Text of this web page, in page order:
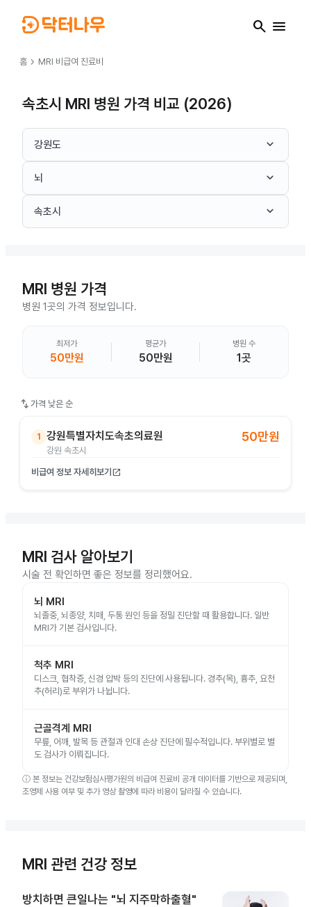
search menu
홈 chevron_right MRI 비급여 진료비
속초시 MRI 병원 가격 비교 (2026)
강원도 keyboard_arrow_down
뇌 keyboard_arrow_down
속초시 keyboard_arrow_down
MRI 병원 가격
병원 1곳의 가격 정보입니다.
최저가
50만원
평균가
50만원
병원 수
1곳
swap_vert 가격 낮은 순
1 강원특별자치도속초의료원
강원 속초시
50만원
비급여 정보 자세히보기 open_in_new
MRI 검사 알아보기
시술 전 확인하면 좋은 정보를 정리했어요.
뇌 MRI
뇌졸중, 뇌종양, 치매, 두통 원인 등을 정밀 진단할 때 활용합니다. 일반
MRI가 기본 검사입니다.
척추 MRI
디스크, 협착증, 신경 압박 등의 진단에 사용됩니다. 경추(목), 흉추, 요천
추(허리)로 부위가 나뉩니다.
근골격계 MRI
무릎, 어깨, 발목 등 관절과 인대 손상 진단에 필수적입니다. 부위별로 별
도 검사가 이뤄집니다.
ⓘ 본 정보는 건강보험심사평가원의 비급여 진료비 공개 데이터를 기반으로 제공되며,
조영제 사용 여부 및 추가 영상 촬영에 따라 비용이 달라질 수 있습니다.
MRI 관련 건강 정보
방치하면 큰일나는 "뇌 지주막하출혈"